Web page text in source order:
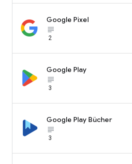
Google Pixel
subject_black
2
Google Play
subject_black
3
Google Play Bücher
subject_black
3